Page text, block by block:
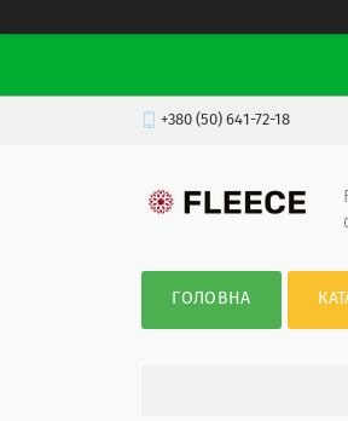
+380 (50) 641-72-18
ГОЛОВНА